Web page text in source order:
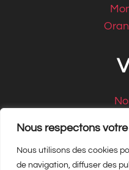
Nous respectons
Nous utilisons des cookies
de navigation, diffuser des